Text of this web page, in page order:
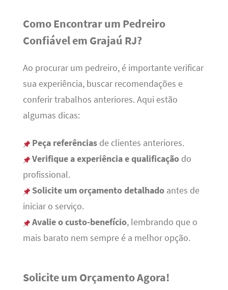
Como Encontrar um Pedreiro
Confiável em Grajaú RJ?
Ao procurar um pedreiro, é importante verificar
sua experiência, buscar recomendações e
conferir trabalhos anteriores. Aqui estão
algumas dicas:
Peça referênciasde clientes anteriores.
Verifique a experiência e qualificaçãodo
profissional.
Solicite um orçamento detalhadoantes de
iniciar o serviço.
Avalie o custo-benefício, lembrando que o
mais barato nem sempre é a melhor opção.
Solicite um Orçamento Agora!